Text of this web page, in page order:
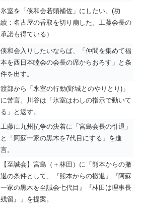
氷室を「侠和会若頭補佐」にしたい。(功
績：名古屋の香取を切り崩した。工藤会長の
承諾も得ている）
侠和会入りしたいならば、「仲間を集めて福
本を西日本睦会の会長の席からおろす」と条
件を出す。
渡部から「氷室の行動(野城とのやりとり)」
に苦言。川谷は「氷室はわしの指示で動いて
る」と返す。
工藤に九州抗争の決着に「宮島会長の引退」
と「阿蘇一家の黒木を7代目にする」を進
言。
【至誠会】宮島（＋林田）に「熊本からの撤
退の条件として、『熊本からの撤退』『阿蘇
一家の黒木を至誠会七代目』『林田は理事長
残留』」を提案。